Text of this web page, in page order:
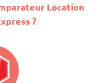
Location
?